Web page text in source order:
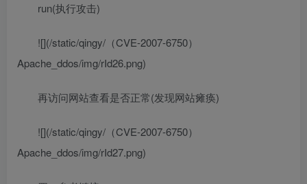
run(执行攻击)
![](/static/qingy/（CVE-2007-6750）
Apache_ddos/img/rId26.png)
再访问网站查看是否正常(发现网站瘫痪)
![](/static/qingy/（CVE-2007-6750）
Apache_ddos/img/rId27.png)